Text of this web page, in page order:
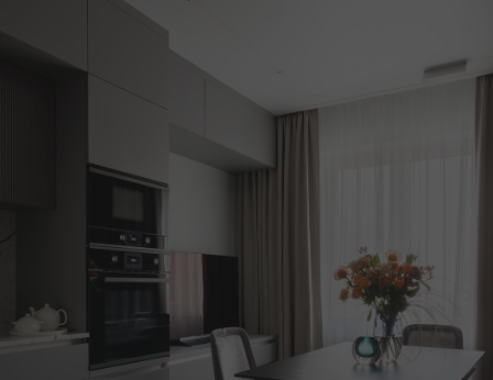
Контакты
конфиденциальности
© Все права защищены 2025